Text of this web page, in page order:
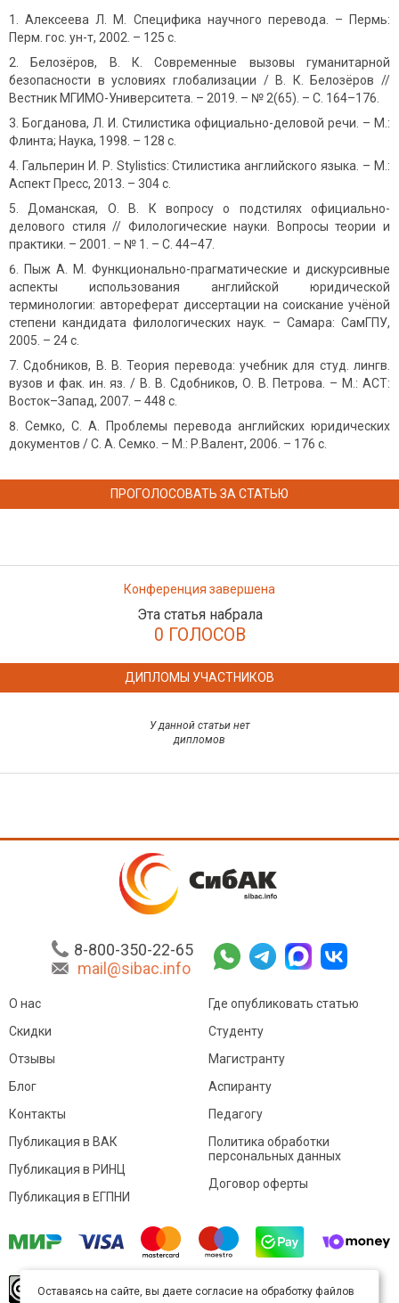
Алексеева Л. М. Специфика научного перевода. – Пермь:
Перм. гос. ун-т, 2002. – 125 с.
Белозёров, В. К. Современные вызовы гуманитарной
безопасности в условиях глобализации / В. К. Белозёров //
Вестник МГИМО-Университета. – 2019. – № 2(65). – С. 164–176.
Богданова, Л. И. Стилистика официально-деловой речи. – М.:
Флинта; Наука, 1998. – 128 с.
Гальперин И. Р. Stylistics: Стилистика английского языка. – М.:
Аспект Пресс, 2013. – 304 с.
Доманская, О. В. К вопросу о подстилях официально-
делового стиля // Филологические науки. Вопросы теории и
практики. – 2001. – № 1. – С. 44–47.
Пыж А. М. Функционально-прагматические и дискурсивные
аспекты использования английской юридической
терминологии: автореферат диссертации на соискание учёной
степени кандидата филологических наук. – Самара: СамГПУ,
2005. – 24 с.
Сдобников, В. В. Теория перевода: учебник для студ. лингв.
вузов и фак. ин. яз. / В. В. Сдобников, О. В. Петрова. – М.: АСТ:
Восток–Запад, 2007. – 448 с.
Семко, С. А. Проблемы перевода английских юридических
документов / С. А. Семко. – М.: Р.Валент, 2006. – 176 с.
ПРОГОЛОСОВАТЬ ЗА СТАТЬЮ
Конференция завершена
Эта статья набрала
0 ГОЛОСОВ
ДИПЛОМЫ УЧАСТНИКОВ
У данной статьи нет
дипломов
8-800-350-22-65
mail@sibac.info
О нас
Скидки
Отзывы
Блог
Контакты
Где опубликовать статью
Студенту
Магистранту
Аспиранту
Педагогу
Публикация в ВАК
Публикация в РИНЦ
Публикация в ЕГПНИ
Политика обработки
персональных данных
Договор оферты
произведение доступно полицензии Creative
Оставаясь на сайте, вы даете согласие на обработку файлов